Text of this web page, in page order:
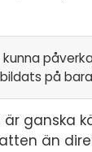
på bara
ganska
än